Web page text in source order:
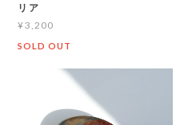
リア
¥3,200
SOLD OUT